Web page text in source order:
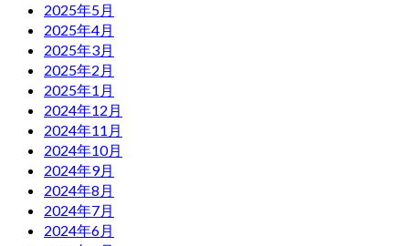
2025年5月
2025年4月
2025年3月
2025年2月
2025年1月
2024年12月
2024年11月
2024年10月
2024年9月
2024年8月
2024年7月
2024年6月